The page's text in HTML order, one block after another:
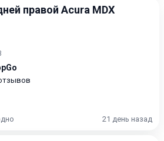
правой Acura MDX
21 день назад